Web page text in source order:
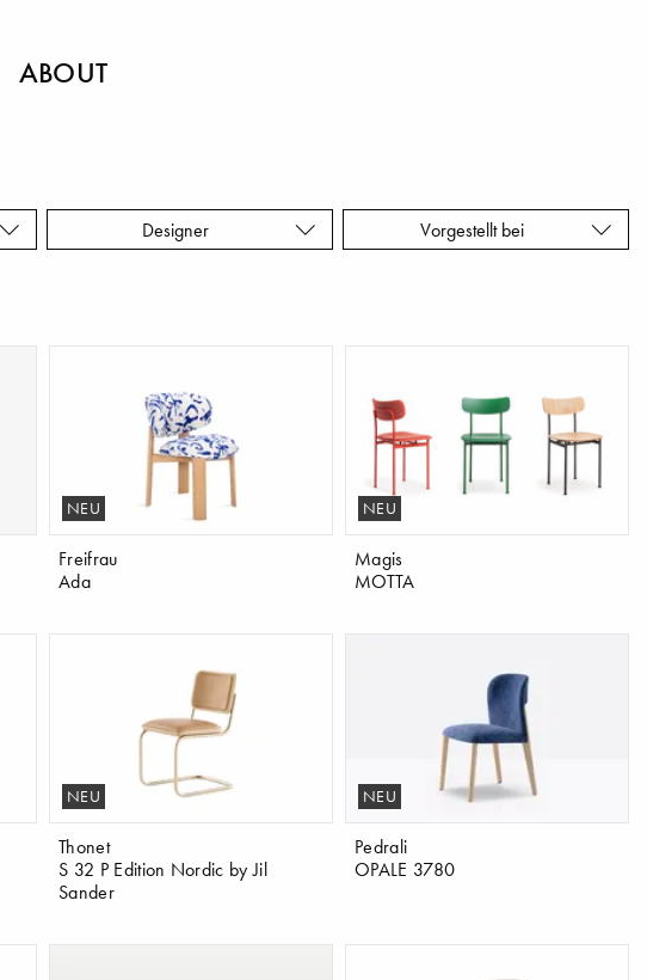
ABOUT
Designer Vorgestellt bei
NEU
Freifrau
Ada
NEU
Magis
MOTTA
NEU
Thonet
S 32 P Edition Nordic by Jil
Sander
NEU
Pedrali
OPALE 3780